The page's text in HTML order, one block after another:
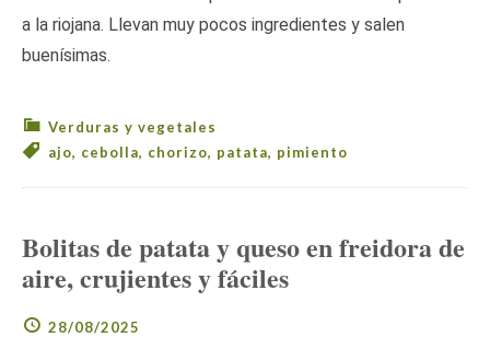
a la riojana. Llevan muy pocos ingredientes y salen
buenísimas.
Verduras y vegetales
ajo, cebolla, chorizo, patata, pimiento
Bolitas de patata y queso en freidora de
aire, crujientes y fáciles
28/08/2025